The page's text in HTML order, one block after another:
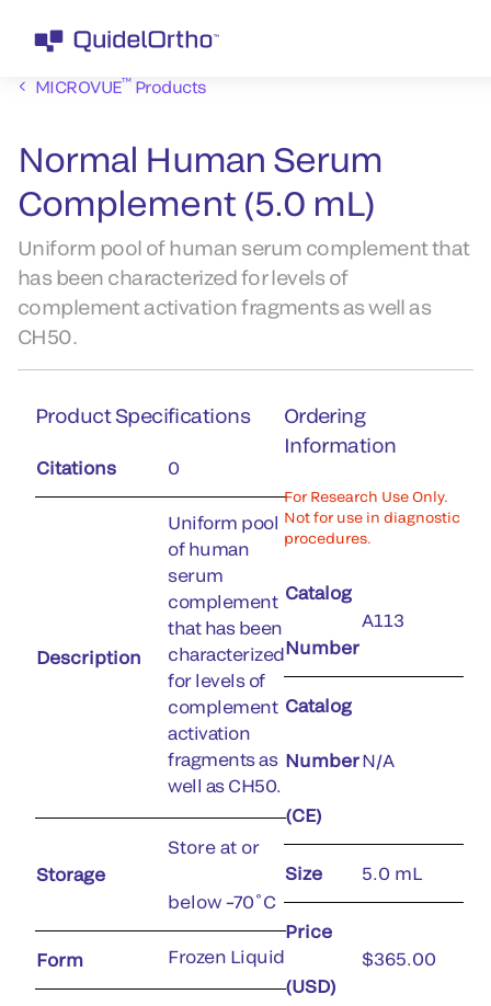
MICROVUE™Products
Normal Human Serum
Complement (5.0 mL)
Uniform pool of human serum complement that
has been characterized for levels of
complement activation fragments as well as
CH50.
Product Specifications
Citations 0
Description
Uniform pool
of human
serum
complement
that has been
characterized
for levels of
complement
activation
fragments as
well as CH50.
Storage
Store at or
below –70˚C
Form Frozen Liquid
Ordering
Information
For Research Use Only.
Not for use in diagnostic
procedures.
Catalog
Number
A113
Catalog
Number
(CE)
N/A
Size 5.0 mL
Price
(USD)
$365.00